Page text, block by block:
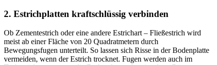
2. Estrichplatten kraftschlüssig verbinden
Ob Zementestrich oder eine andere Estrichart – Fließestrich wird
meist ab einer Fläche von 20 Quadratmetern durch
Bewegungsfugen unterteilt. So lassen sich Risse in der Bodenplatte
vermeiden, wenn der Estrich trocknet. Fugen werden auch im